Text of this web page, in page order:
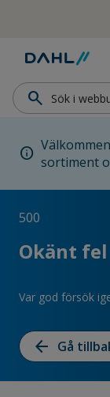
Hoppa till
search
info sortiment
500
Okänt
Var god försök
arrow_back Gå